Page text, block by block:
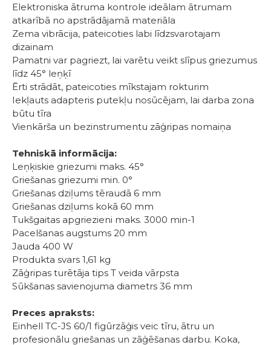
Elektroniska ātruma kontrole ideālam ātrumam
atkarībā no apstrādājamā materiāla
Zema vibrācija, pateicoties labi līdzsvarotajam
dizainam
Pamatni var pagriezt, lai varētu veikt slīpus griezumus
līdz 45° leņķī
Ērti strādāt, pateicoties mīkstajam rokturim
Iekļauts adapteris putekļu nosūcējam, lai darba zona
būtu tīra
Vienkārša un bezinstrumentu zāģripas nomaiņa
Tehniskā informācija:
Leņķiskie griezumi maks. 45°
Griešanas griezumi min. 0°
Griešanas dziļums tēraudā 6 mm
Griešanas dziļums kokā 60 mm
Tukšgaitas apgriezieni maks. 3000 min-1
Pacelšanas augstums 20 mm
Jauda 400 W
Produkta svars 1,61 kg
Zāģripas turētāja tips T veida vārpsta
Sūkšanas savienojuma diametrs 36 mm
Preces apraksts:
Einhell TC-JS 60/1 figūrzāģis veic tīru, ātru un
profesionālu griešanas un zāģēšanas darbu. Koka,